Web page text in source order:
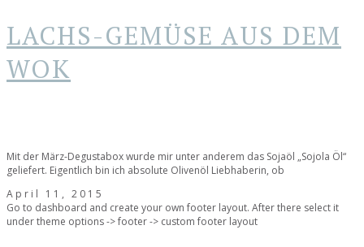
LACHS-GEMÜSE AUS DEM
WOK
Mit der März-Degustabox wurde mir unter anderem das Sojaöl „Sojola Öl“
geliefert. Eigentlich bin ich absolute Olivenöl Liebhaberin, ob
April 11, 2015
Go to dashboard and create your own footer layout. After there select it
under theme options -> footer -> custom footer layout